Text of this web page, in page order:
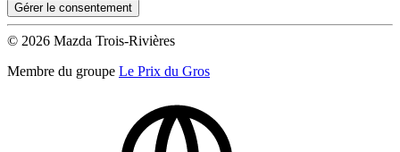
Gérer le consentement
© 2026 Mazda Trois-Rivières
Membre du groupe Le Prix du Gros